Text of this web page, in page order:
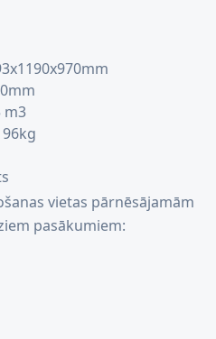
m3
vietas pārnēsājamām
pasākumiem: